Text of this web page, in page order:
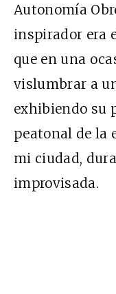
Autonomía
inspirador era
que en una
vislumbrar a
exhibiendo su
peatonal de la
mi ciudad,
improvisada.